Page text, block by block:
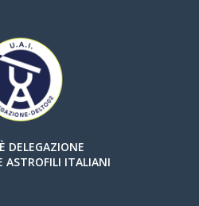
DELEGAZIONE
ASTROFILI ITALIANI